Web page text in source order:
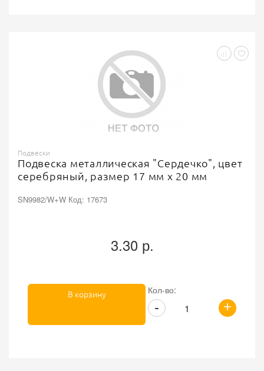
Подвески
Подвеска металлическая "Сердечко", цвет
серебряный, размер 17 мм х 20 мм
SN9982/W+W Код: 17673
3.30 р.
Кол-во:
+
-
В корзину